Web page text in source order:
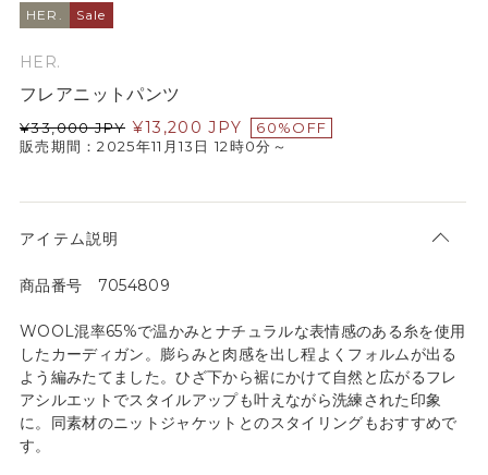
HER. Sale
HER.
フレアニットパンツ
¥33,000 JPY ¥13,200 JPY
60%OFF
販売期間：2025年11月13日 12時0分～
アイテム説明
商品番号 7054809
WOOL混率65%で温かみとナチュラルな表情感のある糸を使用
したカーディガン。膨らみと肉感を出し程よくフォルムが出る
よう編みたてました。ひざ下から裾にかけて自然と広がるフレ
アシルエットでスタイルアップも叶えながら洗練された印象
に。同素材のニットジャケットとのスタイリングもおすすめで
す。